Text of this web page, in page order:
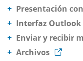
Presentación
Interfaz Outlook
Enviar y recibir
Archivos